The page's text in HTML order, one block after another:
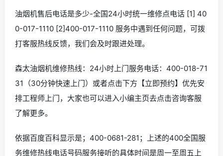
油烟机售后电话是多少-全国24小时统一维修点电话 [1] 40
0-017-1110 [2]400-017-1110 服务中遇到任何问题，可拨
打客服热线反馈，我们会及时跟进处理。
森太油烟机维修热线：24小时上门服务电话：400-018-71
31（30分钟快速上门）或者点击下方【立即预约】优先安
排工程师上门，大家也可以进入小编主页去点击咨询客服
了解更多。
依据百度百科显示是；400-0681-281；上述的400全国服
务维修热线电话号码服务接听的具体时间是周一至周五上